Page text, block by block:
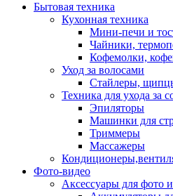
Бытовая техника
Кухонная техника
Мини-печи и
Чайники,
Кофемолки,
Уход за волосами
Стайлеры,
Техника для ухода за
Эпиляторы
Машинки для
Триммеры
Массажеры
Фото-видео
Аксессуары для фото